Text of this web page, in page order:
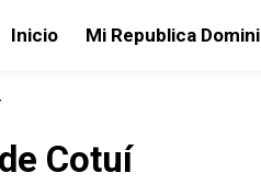
Inicio Mi Republica
Cotuí